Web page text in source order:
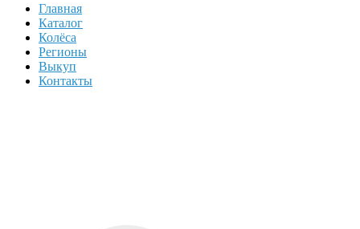
Главная
Каталог
Колёса
Регионы
Выкуп
Контакты